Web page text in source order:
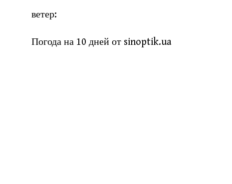
ветер:
Погода на 10 дней от sinoptik.ua